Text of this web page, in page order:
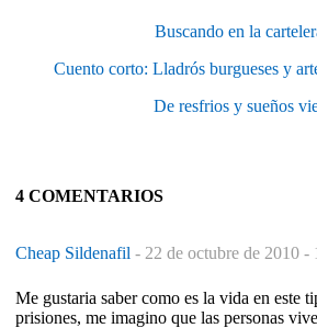
Buscando en la
Cuento corto: Lladrós burgueses y
De resfrios y sueños
4 COMENTARIOS
Cheap Sildenafil - 22 de octubre de 2010 -
Me gustaria saber como es la vida en este
prisiones, me imagino que las personas